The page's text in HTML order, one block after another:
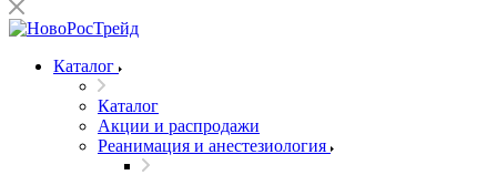
Каталог
Каталог
Акции и распродажи
Реанимация и анестезиология